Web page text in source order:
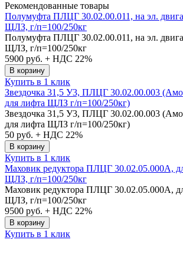
Рекомендованные товары
Полумуфта ПЛЦГ 30.02.00.011, на эл.
ЩЛЗ, г/п=100/250кг
Полумуфта ПЛЦГ 30.02.00.011, на эл.
ЩЛЗ, г/п=100/250кг
5900 руб. + НДС 22%
В корзину
Купить в 1 клик
Звездочка 31,5 У3, ПЛЦГ 30.02.00.003
для лифта ЩЛЗ г/п=100/250кг)
Звездочка 31,5 У3, ПЛЦГ 30.02.00.003
для лифта ЩЛЗ г/п=100/250кг)
50 руб. + НДС 22%
В корзину
Купить в 1 клик
Маховик редуктора ПЛЦГ 30.02.05.000А,
ЩЛЗ, г/п=100/250кг
Маховик редуктора ПЛЦГ 30.02.05.000А,
ЩЛЗ, г/п=100/250кг
9500 руб. + НДС 22%
В корзину
Купить в 1 клик